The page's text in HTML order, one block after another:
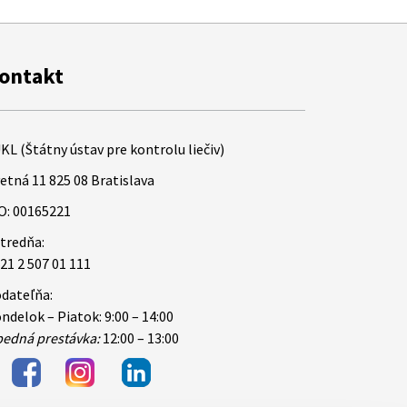
(Štátny ústav pre kontrolu liečiv)
11 825 08 Bratislava
00165221
2 507 01 111
– Piatok: 9:00 – 14:00
prestávka:12:00 – 13:00